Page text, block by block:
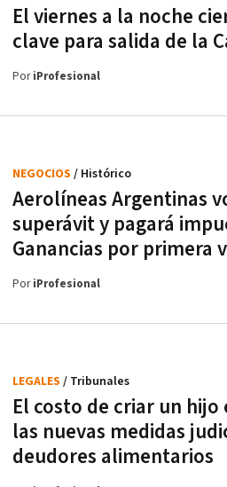
El viernes a la noche
clave para salida de la
PoriProfesional
Aerolíneas Argentinas
superávit y pagará
Ganancias por primera
NEGOCIOS / Histórico
PoriProfesional
El costo de criar un hijo
las nuevas medidas
deudores alimentarios
LEGALES / Tribunales